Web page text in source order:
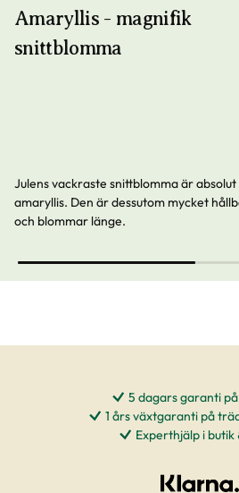
Amaryllis - magnifik
snittblomma
Julens vackraste snittblomma är absolut
amaryllis. Den är dessutom mycket
och blommar länge.
5 dagars garanti
1 års växtgaranti på
Experthjälp i butik